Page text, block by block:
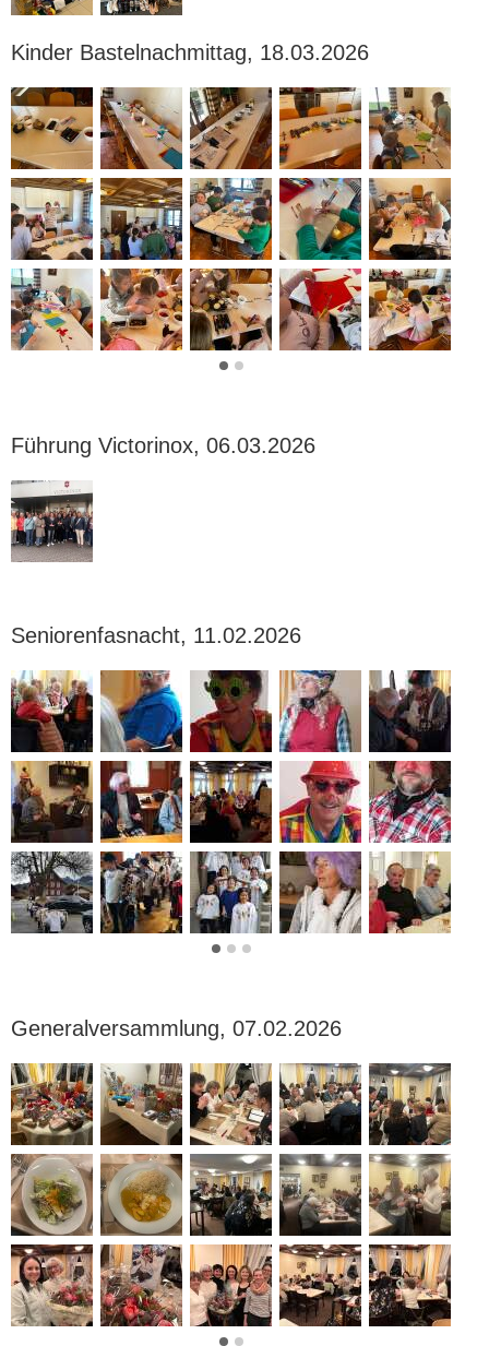
Kinder Bastelnachmittag, 18.03.2026
Führung Victorinox, 06.03.2026
Seniorenfasnacht, 11.02.2026
Generalversammlung, 07.02.2026